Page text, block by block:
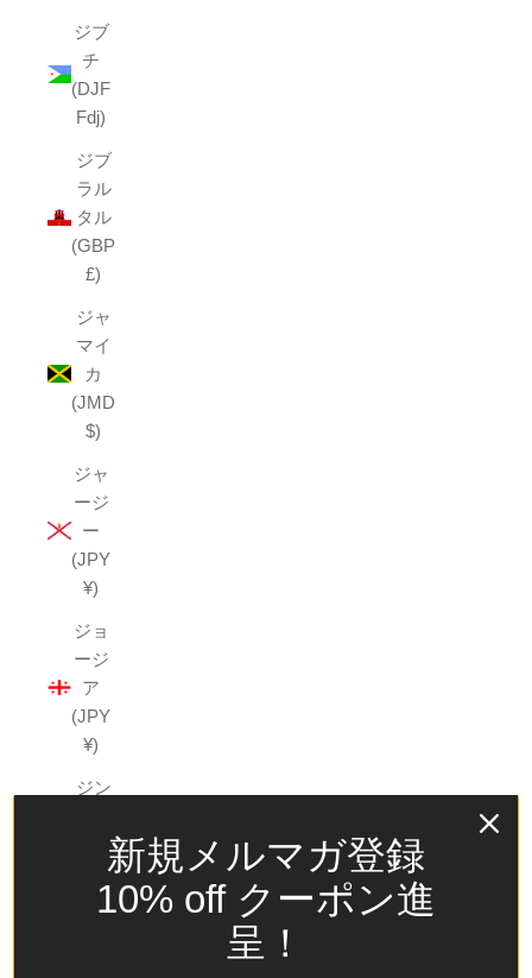
ジブ
チ
(DJF
Fdj)
ジブ
ラル
タル
(GBP
£)
ジャ
マイ
カ
(JMD
$)
ジャ
ージ
ー
(JPY
¥)
ジョ
ージ
ア
(JPY
¥)
ジン
(USD新規メルマガ登録
10% off クーポン進
呈！